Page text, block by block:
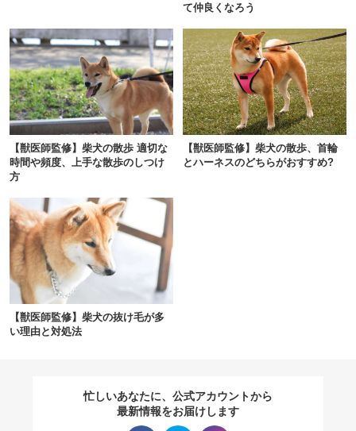
て仲良くなろう
【獣医師監修】柴犬の散歩 適切な
時間や頻度、上手な散歩のしつけ
方
【獣医師監修】柴犬の散歩、首輪
とハーネスのどちらがおすすめ?
【獣医師監修】柴犬の抜け毛が多
い理由と対処法
忙しいあなたに、公式アカウントから
最新情報をお届けします
閉じる
pecodogs
いぬ部をフォロー
アプリで開く
アプリをダウンロードする